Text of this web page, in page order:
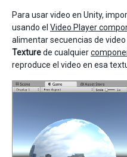
Para usar video en Unity,
usando el Video Player
alimentar secuencias de
Texturede cualquier
reproduce el video en esa